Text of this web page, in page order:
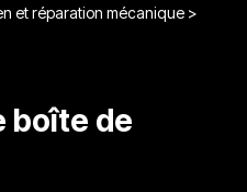
et réparation mécanique>
boîte de